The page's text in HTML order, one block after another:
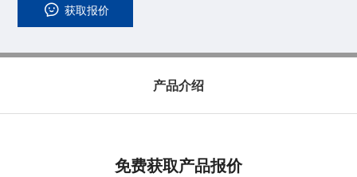
获取报价
产品介绍
免费获取产品报价